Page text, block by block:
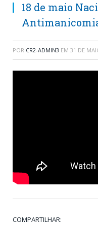
18 de maio
POR CR2-ADMIN3 EM 31 DE
COMPARTILHAR: